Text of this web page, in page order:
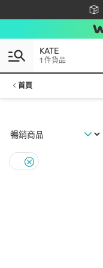
KATE
1 件貨品
首頁